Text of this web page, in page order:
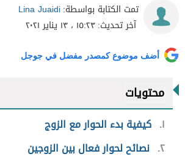
تمت الكتابة بواسطة:Lina Juaidi
آخر تحديث:١٥:٢٣ ، ١٣ يناير ٢٠٢١
أضف موضوع كمصدر مفضل في جوجل
محتويات
١ كيفية بدء الحوار مع الزوج
٢ نصائح لحوار فعال بين الزوجين